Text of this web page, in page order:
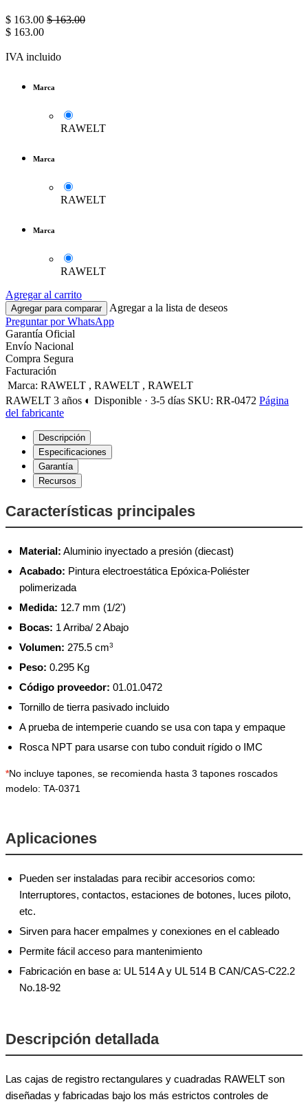
$ 163.00 $163.00
$ 163.00
IVA incluido
Marca
RAWELT
Marca
RAWELT
Marca
RAWELT
Agregar al carrito
Agregar para comparar
Agregar a la lista de deseos
Preguntar por WhatsApp
Garantía Oficial
Envío Nacional
Compra Segura
Facturación
Marca: RAWELT , RAWELT , RAWELT
RAWELT 3 años ◐ Disponible · 3-5 días SKU: RR-0472 Página
del fabricante
Descripción
Especificaciones
Garantía
Recursos
Características principales
Material: Aluminio inyectado a presión (diecast)
Acabado: Pintura electroestática Epóxica-Poliéster
polimerizada
Medida: 12.7 mm (1/2')
Bocas: 1 Arriba/ 2 Abajo
Volumen: 275.5 cm3
Peso: 0.295 Kg
Código proveedor: 01.01.0472
Tornillo de tierra pasivado incluido
A prueba de intemperie cuando se usa con tapa y empaque
Rosca NPT para usarse con tubo conduit rígido o IMC
*No incluye tapones, se recomienda hasta 3 tapones roscados
modelo: TA-0371
Aplicaciones
Pueden ser instaladas para recibir accesorios como:
Interruptores, contactos, estaciones de botones, luces piloto,
etc.
Sirven para hacer empalmes y conexiones en el cableado
Permite fácil acceso para mantenimiento
Fabricación en base a: UL 514 A y UL 514 B CAN/CAS-C22.2
No.18-92
Descripción detallada
Las cajas de registro rectangulares y cuadradas RAWELT son
diseñadas y fabricadas bajo los más estrictos controles de